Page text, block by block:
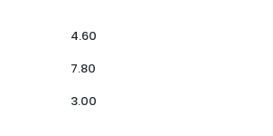
4.60
7.80
3.00